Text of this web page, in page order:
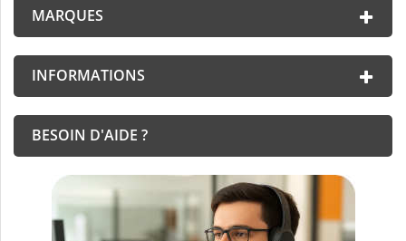
MARQUES
INFORMATIONS
BESOIN D'AIDE ?